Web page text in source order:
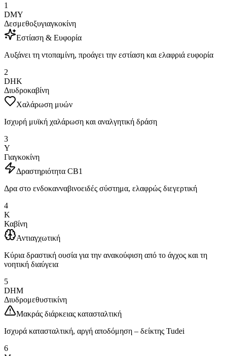
1
DMY
Δεσμεθοξυγιαγκοκίνη
Εστίαση & Ευφορία
Αυξάνει τη ντοπαμίνη, προάγει την εστίαση και ελαφριά ευφορία
2
DHK
Διυδροκαβίνη
Χαλάρωση μυών
Ισχυρή μυϊκή χαλάρωση και αναλγητική δράση
3
Y
Γιαγκοκίνη
Δραστηριότητα CB1
Δρα στο ενδοκανναβινοειδές σύστημα, ελαφρώς διεγερτική
4
K
Καβίνη
Αντιαγχωτική
Κύρια δραστική ουσία για την ανακούφιση από το άγχος και τη
νοητική διαύγεια
5
DHM
Διυδρομεθυστικίνη
Μακράς διάρκειας κατασταλτική
Ισχυρά κατασταλτική, αργή αποδόμηση – δείκτης Tudei
6